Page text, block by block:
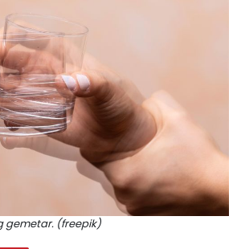
gemetar. (freepik)